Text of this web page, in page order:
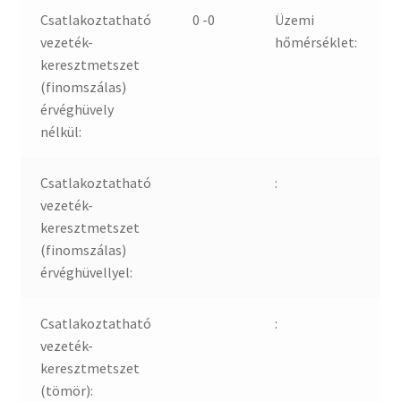
Csatlakoztatható
vezeték-
keresztmetszet
(finomszálas)
érvéghüvely
nélkül:
0 -0
Üzemi
hőmérséklet:
Csatlakoztatható
vezeték-
keresztmetszet
(finomszálas)
érvéghüvellyel:
:
Csatlakoztatható
vezeték-
keresztmetszet
(tömör):
: